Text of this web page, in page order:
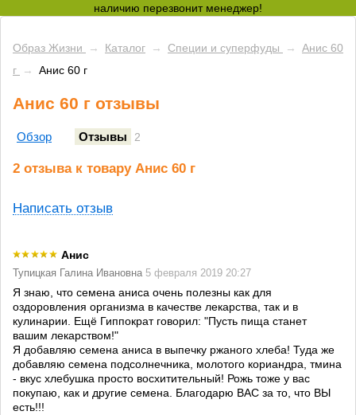
наличию перезвонит менеджер!
Образ Жизни → Каталог → Специи и суперфуды →
Анис 60
г
→ Анис 60 г
Анис 60 г отзывы
Обзор Отзывы 2
2 отзыва к товару Анис 60 г
Написать отзыв
Анис
Тупицкая Галина Ивановна 5 февраля 2019 20:27
Я знаю, что семена аниса очень полезны как для
оздоровления организма в качестве лекарства, так и в
кулинарии. Ещё Гиппократ говорил: "Пусть пища станет
вашим лекарством!"
Я добавляю семена аниса в выпечку ржаного хлеба! Туда же
добавляю семена подсолнечника, молотого кориандра, тмина
- вкус хлебушка просто восхитительный! Рожь тоже у вас
покупаю, как и другие семена. Благодарю ВАС за то, что ВЫ
есть!!!